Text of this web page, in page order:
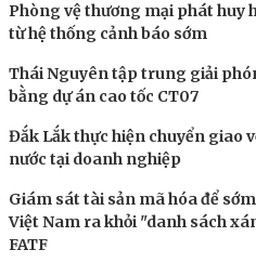
Podcast
Đọc truyện đêm
Cửa sổ tình yêu
Hạt giống tâm hồn
Phòng vệ thương mại phát huy
từ hệ thống cảnh báo sớm
Thái Nguyên tập trung giải
bằng dự án cao tốc CT07
Đắk Lắk thực hiện chuyển giao
nước tại doanh nghiệp
Giám sát tài sản mã hóa để
Việt Nam ra khỏi "danh sách
FATF